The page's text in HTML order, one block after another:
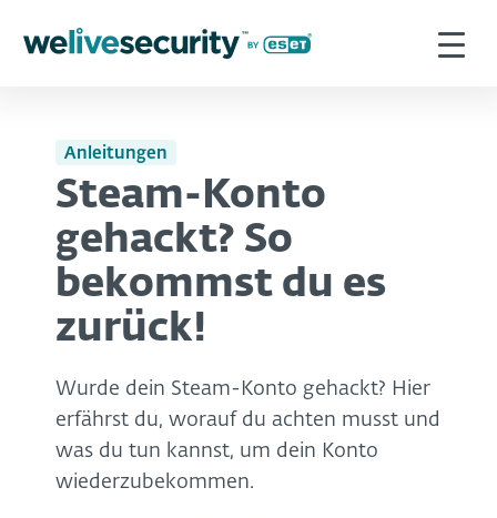
Anleitungen
Steam-Konto
gehackt? So
bekommst du es
zurück!
Wurde dein Steam-Konto gehackt? Hier
erfährst du, worauf du achten musst und
was du tun kannst, um dein Konto
wiederzubekommen.